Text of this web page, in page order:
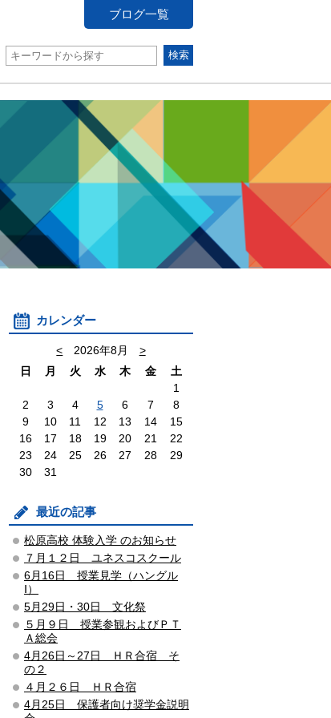
ブログ一覧
カレンダー
< 2026年8月
>
日
月 火 水 木 金
土
1
2
3 4 5 6 7
8
9
10 11 12 13 14
15
16
17 18 19 20 21
22
23
24 25 26 27 28
29
30
31
最近の記事
松原高校 体験入学 のお知らせ
７月１２日 ユネスコスクール
6月16日 授業見学（ハングル
Ⅰ）
5月29日・30日 文化祭
５月９日 授業参観およびＰＴ
Ａ総会
4月26日～27日 ＨＲ合宿 そ
の２
４月２６日 ＨＲ合宿
4月25日 保護者向け奨学金説明